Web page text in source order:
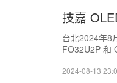
技嘉
台北2024年8
FO32U2P 和
2024-08-13